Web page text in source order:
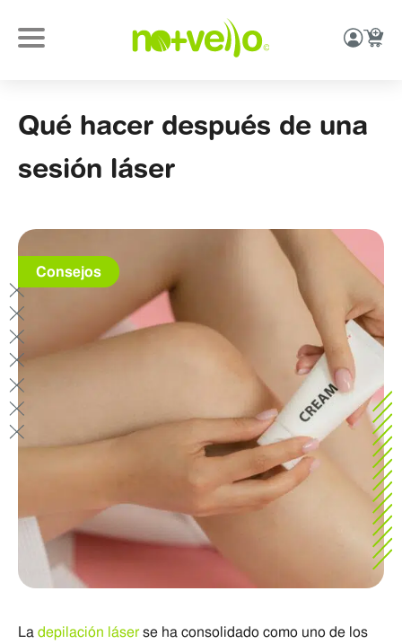
Qué hacer después de una
sesión láser
Consejos
Ladepilación láserse ha consolidado como uno de los